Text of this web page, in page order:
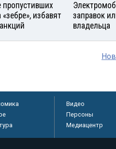
пропустивших
избавят
заправок
владельца
Видео
Персоны
Медиацентр